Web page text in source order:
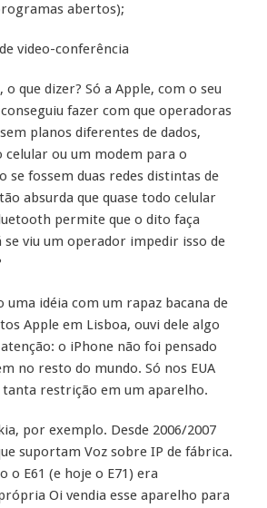
abertos);
video-conferência
que dizer? Só a Apple, com o seu
fazer com que operadoras
planos diferentes de dados,
celular ou um modem para o
se fossem duas redes distintas de
absurda que quase todo celular
permite que o dito faça
viu um operador impedir isso de
uma idéia com um rapaz bacana de
Apple em Lisboa, ouvi dele algo
o iPhone não foi pensado
no resto do mundo. Só nos EUA
restrição em um aparelho.
por exemplo. Desde 2006/2007
suportam Voz sobre IP de fábrica.
o E61 (e hoje o E71) era
Oi vendia esse aparelho para